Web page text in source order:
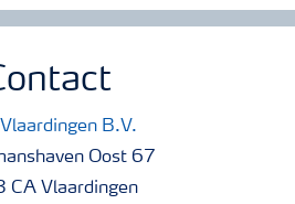
B.V.
Oost 67
CA Vlaardingen